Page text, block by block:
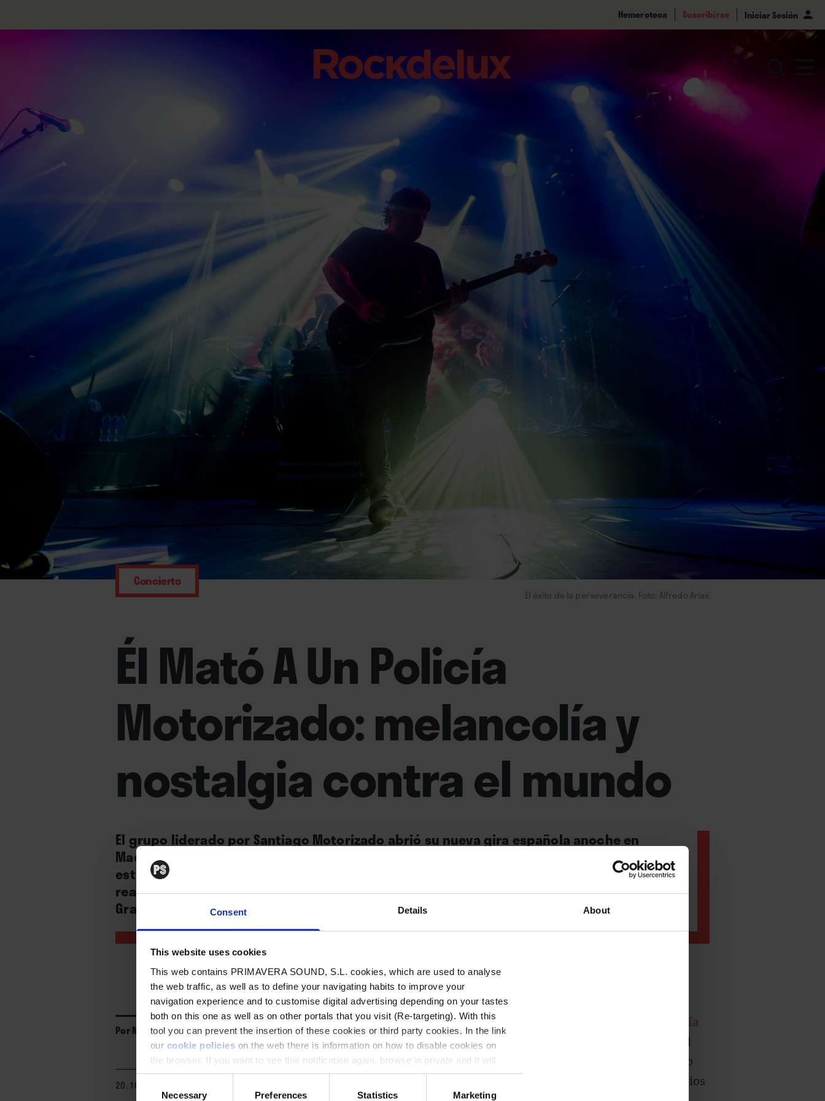
Consent Details About
This website uses cookies
This web contains PRIMAVERA SOUND, S.L. cookies, which are used to analyse
the web traffic, as well as to define your navigating habits to improve your
navigation experience and to customise digital advertising depending on your tastes
both on this one as well as on other portals that you visit (Re-targeting). With this
tool you can prevent the insertion of these cookies or third party cookies. In the link
our cookie policies on the web there is information on how to disable cookies on
the browser. If you want to see this notification again, browse in private and it will
appear again
Consent
SelectionNecessary Preferences Statistics Marketing
Hemeroteca Suscribirse Iniciar Sesión
El éxito de la perseverancia. Foto: Alfredo Arias
Concierto
Él Mató A Un Policía
Motorizado: melancolía y
nostalgia contra el mundo
El grupo liderado por Santiago Motorizado abrió su nueva gira española anoche en
Madrid (La Riviera) con entradas agotadas, para presentar su más reciente álbum en
estudio, “Súper Terror”, en el que miran con interés a la década de los ochenta y
reafirman su elevado estatus dentro del indie rock hispanoameriano.Hoytocarán en
Granada, mañana en Valencia y el domingo en Barcelona.
PorMatías Ayerza
20. 10. 2023
Hay algo que generó el indie argentino de la mano de
Él Mató A Un Policía
Motorizadoque no se había dado ni siquiera con artistas legendarios del
rock clásico de dicho país como Charly García, Soda Stereo o Luis Alberto
Spinetta: consolidar un gran público en España y sostenerlo durante varios